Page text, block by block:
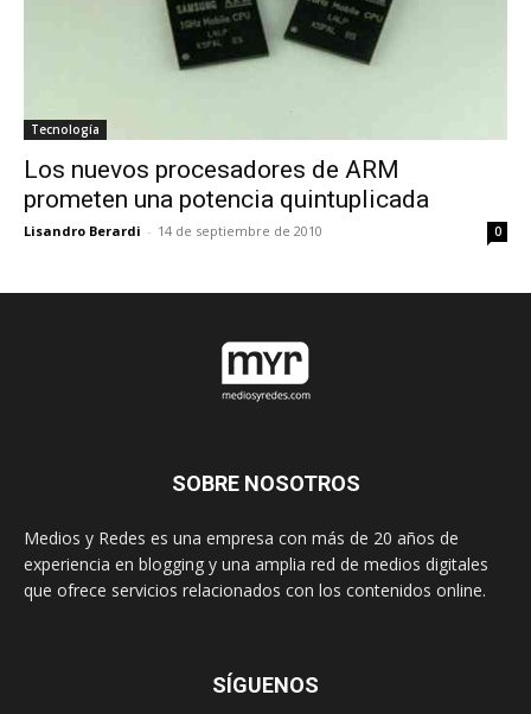
Tecnología
Los nuevos procesadores de ARM
prometen una potencia quintuplicada
Lisandro Berardi - 14 de septiembre de 2010 0
SOBRE NOSOTROS
Medios y Redes es una empresa con más de 20 años de
experiencia en blogging y una amplia red de medios digitales
que ofrece servicios relacionados con los contenidos online.
SÍGUENOS